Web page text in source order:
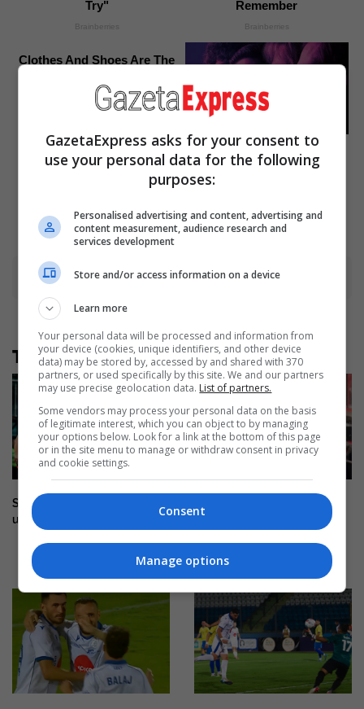
Try"
Brainberries
Remember
Brainberries
Clothes And Shoes Are The
Family!
Brainberries
8 Movies Based On Real
Stories That Give Us
Shivers
Advertisement
Të tjera nga rubrika
Shkëndija pëson ngushtë në
udhëtim nga Hibernian
luftëtari shqiptar vallëzon me
GazetaExpress asks for your consent to
use your personal data for the following
purposes:
Personalised advertising and content, advertising and
content measurement, audience research and
services development
Store and/or access information on a device
Learn more
Your personal data will be processed and information from
your device (cookies, unique identifiers, and other device
data) may be stored by, accessed by and shared with 370
partners, or used specifically by this site. We and our partners
may use precise geolocation data. List of partners.
Some vendors may process your personal data on the basis
of legitimate interest, which you can object to by managing
your options below. Look for a link at the bottom of this page
or in the site menu to manage or withdraw consent in privacy
and cookie settings.
Consent
Manage options